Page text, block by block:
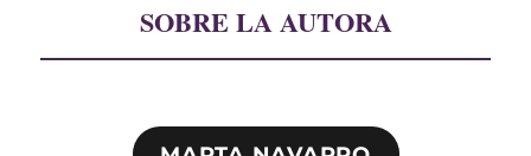
SOBRE LA AUTORA